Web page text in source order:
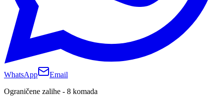
WhatsApp
Email
Ograničene zalihe - 8 komada